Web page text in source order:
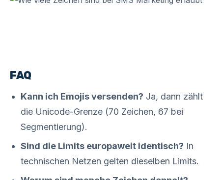
FAQ
Kann ich Emojis versenden? Ja, dann zählt
die Unicode-Grenze (70 Zeichen, 67 bei
Segmentierung).
Sind die Limits europaweit identisch? In
technischen Netzen gelten dieselben Limits.